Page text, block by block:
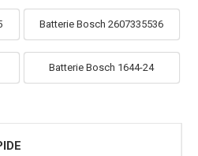
Batterie Bosch 2607335536
Batterie Bosch 1644-24